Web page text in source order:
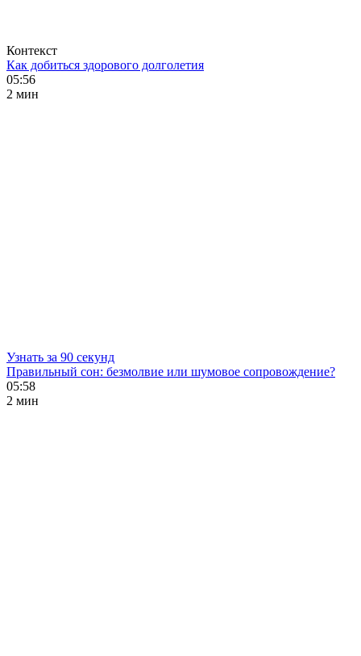
Контекст
Как добиться здорового долголетия
05:56
2 мин
Узнать за 90 секунд
Правильный сон: безмолвие или шумовое сопровождение?
05:58
2 мин